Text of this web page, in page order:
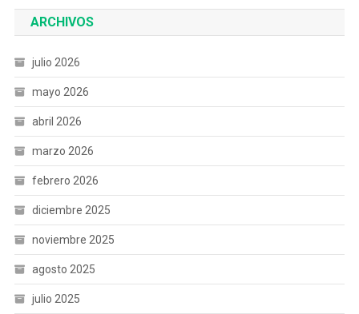
ARCHIVOS
julio 2026
mayo 2026
abril 2026
marzo 2026
febrero 2026
diciembre 2025
noviembre 2025
agosto 2025
julio 2025